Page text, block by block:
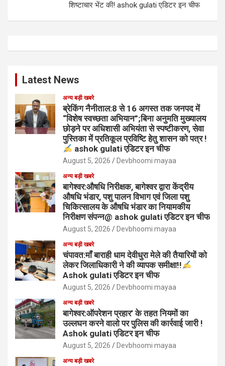
शिष्टाचार भेंट की! ashok gulati एडिटर इन चीफ
Latest News
अन्य बड़ी खबरे
ब्रेकिंग नैनीताल:8 से 16 अगस्त तक जनपद में
“विशेष स्वच्छता अभियान”;बिना अनुमति मुख्यालय
छोड़ने पर अधिशासी अभियंता से स्पष्टीकरण, सेवा
पुस्तिका में प्रतिकूल प्रविष्टि हेतु शासन को पत्र !
ashok gulati एडिटर इन चीफ
August 5, 2026 Devbhoomi mayaa
अन्य बड़ी खबरे
बागेश्वर:औषधि निरीक्षक, बागेश्वर द्वारा केंद्रीय
औषधि भंडार, पशु पालन विभाग एवं जिला पशु
चिकित्सालय के औषधि भंडार का नियामकीय
निरीक्षण संपन्न@ ashok gulati एडिटर इन चीफ
August 5, 2026 Devbhoomi mayaa
अन्य बड़ी खबरे
चंपावत:माँ बाराही धाम देवीधुरा मेले की तैयारियों को
लेकर जिलाधिकारी ने की व्यापक समीक्षा!!
Ashok gulati एडिटर इन चीफ
August 5, 2026 Devbhoomi mayaa
अन्य बड़ी खबरे
बागेश्वर:ऑपरेशन प्रहार’ के तहत नियमों का
उल्लघन करने वालो पर पुलिस की कार्रवाई जारी !
Ashok gulati एडिटर इन चीफ
August 5, 2026 Devbhoomi mayaa
अन्य बड़ी खबरे